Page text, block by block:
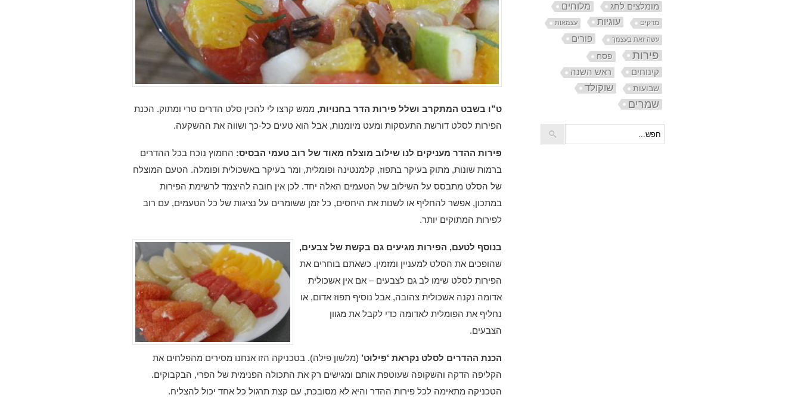
ט”ו בשבט המתקרב ושלל פירות הדר בחנויות, ממש קרצו לי להכין סלט הדרים טרי ומתוק. הכנת
הפירות לסלט דורשת התעסקות ומעט מיומנות, אבל הוא טעים כל-כך ושווה את ההשקעה.
פירות ההדר מעניקים לנו שילוב מוצלח מאוד של רוב טעמי הבסיס: החמוץ נוכח בכל ההדרים
ברמות שונות, מתוק בעיקר בתפוז, קלמנטינה ופומלית, ומר בעיקר באשכולית ופומלה. הטעם המוצלח
של הסלט מתבסס על השילוב של הטעמים האלה יחד. לכן אין חובה להיצמד לרשימת הפירות
במתכון, אפשר להחליף או לשנות את היחסים, כל זמן ששומרים על נציגות של כל הטעמים, עם רוב
לפירות המתוקים יותר.
בנוסף לטעם, הפירות מגיעים גם בקשת של צבעים,
שהופכים את הסלט למעניין ומזמין. כשאתם בוחרים את
הפירות לסלט שימו לב גם לצבעים – אם אין אשכולית
אדומה נקנה אשכולית צהובה, אבל נוסיף תפוז אדום, או
נחליף את הפומלית לאדומה כדי לקבל את מגוון
הצבעים.
הכנת ההדרים לסלט נקראת ‘פִילוּט’ (מלשון פילה). בטכניקה הזו אנחנו מסירים מהפלחים את
הקליפה הדקה והשקופה שעוטפת אותם ומגישים רק את התכולה הפנימית של הפרי, הבקבוקים.
הטכניקה מתאימה לכל פירות ההדר והיא לא מסובכת, עם קצת תרגול כל אחד יכול להצליח.
מומלצים לחג מלוחים
מרקים עוגיות עצמאות
עשה זאת בעצמך פורים
פירות פסח
קינוחים
ראש השנה
שבועות
שוקולד
שמרים